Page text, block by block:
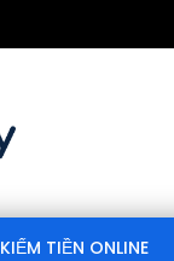
KIẾM TIỀN ONLINE